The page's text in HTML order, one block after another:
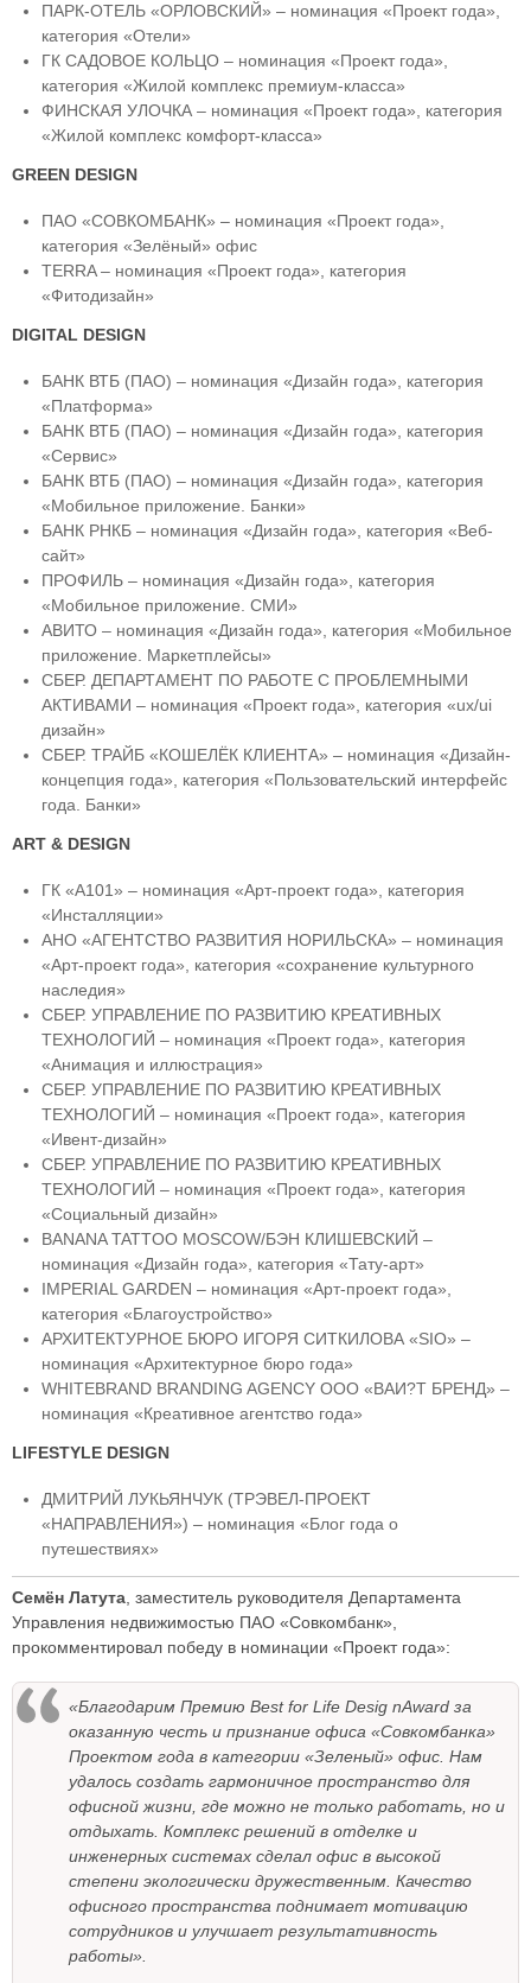
ПАРК-ОТЕЛЬ «ОРЛОВСКИЙ» – номинация «Проект года»,
категория «Отели»
ГК САДОВОЕ КОЛЬЦО – номинация «Проект года»,
категория «Жилой комплекс премиум-класса»
ФИНСКАЯ УЛОЧКА – номинация «Проект года», категория
«Жилой комплекс комфорт-класса»
GREEN DESIGN
ПАО «СОВКОМБАНК» – номинация «Проект года»,
категория «Зелёный» офис
TERRA – номинация «Проект года», категория
«Фитодизайн»
DIGITAL DESIGN
БАНК ВТБ (ПАО) – номинация «Дизайн года», категория
«Платформа»
БАНК ВТБ (ПАО) – номинация «Дизайн года», категория
«Сервис»
БАНК ВТБ (ПАО) – номинация «Дизайн года», категория
«Мобильное приложение. Банки»
БАНК РНКБ – номинация «Дизайн года», категория «Веб-
сайт»
ПРОФИЛЬ – номинация «Дизайн года», категория
«Мобильное приложение. СМИ»
АВИТО – номинация «Дизайн года», категория «Мобильное
приложение. Маркетплейсы»
СБЕР. ДЕПАРТАМЕНТ ПО РАБОТЕ С ПРОБЛЕМНЫМИ
АКТИВАМИ – номинация «Проект года», категория «ux/ui
дизайн»
СБЕР. ТРАЙБ «КОШЕЛЁК КЛИЕНТА» – номинация «Дизайн-
концепция года», категория «Пользовательский интерфейс
года. Банки»
ART & DESIGN
ГК «А101» – номинация «Арт-проект года», категория
«Инсталляции»
АНО «АГЕНТСТВО РАЗВИТИЯ НОРИЛЬСКА» – номинация
«Арт-проект года», категория «сохранение культурного
наследия»
СБЕР. УПРАВЛЕНИЕ ПО РАЗВИТИЮ КРЕАТИВНЫХ
ТЕХНОЛОГИЙ – номинация «Проект года», категория
«Анимация и иллюстрация»
СБЕР. УПРАВЛЕНИЕ ПО РАЗВИТИЮ КРЕАТИВНЫХ
ТЕХНОЛОГИЙ – номинация «Проект года», категория
«Ивент-дизайн»
СБЕР. УПРАВЛЕНИЕ ПО РАЗВИТИЮ КРЕАТИВНЫХ
ТЕХНОЛОГИЙ – номинация «Проект года», категория
«Социальный дизайн»
BANANA TATTOO MOSCOW/БЭН КЛИШЕВСКИЙ –
номинация «Дизайн года», категория «Тату-арт»
IMPERIAL GARDEN – номинация «Арт-проект года»,
категория «Благоустройство»
АРХИТЕКТУРНОЕ БЮРО ИГОРЯ СИТКИЛОВА «SIO» –
номинация «Архитектурное бюро года»
WHITEBRAND BRANDING AGENCY ООО «ВАИ?Т БРЕНД» –
номинация «Креативное агентство года»
LIFESTYLE DESIGN
ДМИТРИЙ ЛУКЬЯНЧУК (ТРЭВЕЛ-ПРОЕКТ
«НАПРАВЛЕНИЯ») – номинация «Блог года о
путешествиях»
Семён Латута , заместитель руководителя Департамента
Управления недвижимостью ПАО «Совкомбанк»,
прокомментировал победу в номинации «Проект года»:
«Благодарим Премию Best for Life Desig nAward за
оказанную честь и признание офиса «Совкомбанка»
Проектом года в категории «Зеленый» офис. Нам
удалось создать гармоничное пространство для
офисной жизни, где можно не только работать, но и
отдыхать. Комплекс решений в отделке и
инженерных системах сделал офис в высокой
степени экологически дружественным. Качество
офисного пространства поднимает мотивацию
сотрудников и улучшает результативность
работы».